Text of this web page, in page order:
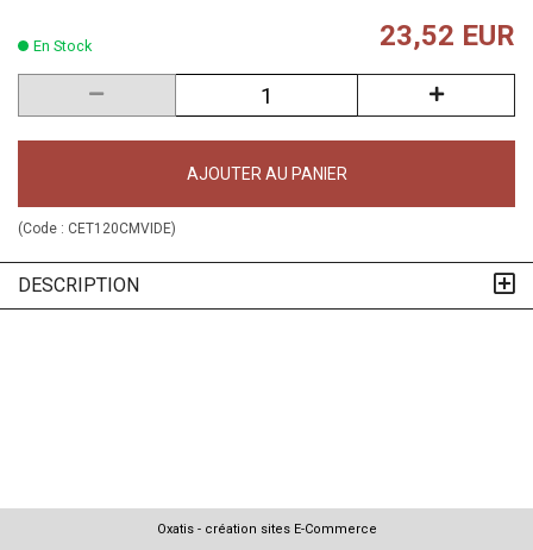
En Stock 23,52 EUR
AJOUTER AU PANIER
(Code : CET120CMVIDE)
DESCRIPTION
Oxatis - création sites E-Commerce